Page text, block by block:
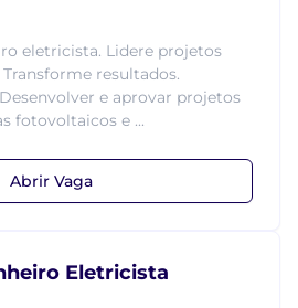
eletricista. Lidere projetos
resultados.
e aprovar projetos
fotovoltaicos e ...
Abrir Vaga
Eletricista